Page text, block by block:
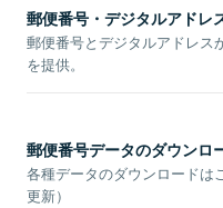
郵便番号・デジタルアドレ
郵便番号とデジタルアドレス
を提供。
郵便番号データのダウンロ
各種データのダウンロードは
更新）